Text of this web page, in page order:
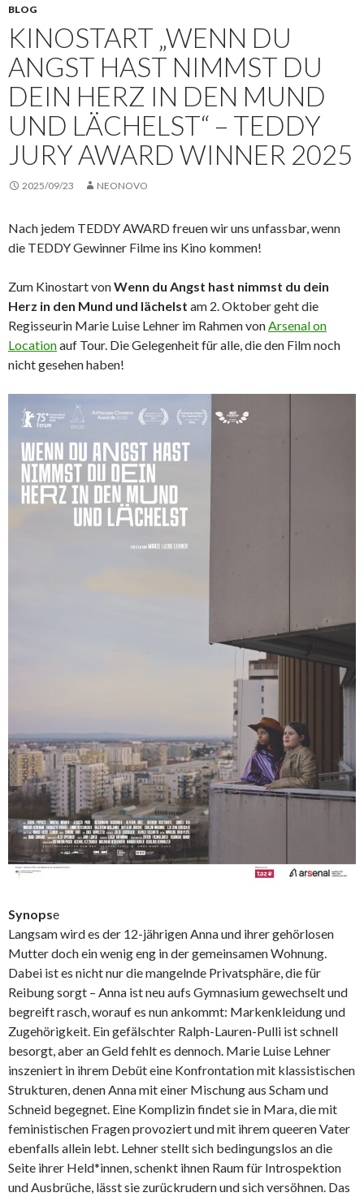
BLOG
KINOSTART „WENN DU
ANGST HAST NIMMST DU
DEIN HERZ IN DEN MUND
UND LÄCHELST“ – TEDDY
JURY AWARD WINNER 2025
2025/09/23 NEONOVO
Nach jedem TEDDY AWARD freuen wir uns unfassbar, wenn
die TEDDY Gewinner Filme ins Kino kommen!
Zum Kinostart vonWenn du Angst hast nimmst du dein
Herz in den Mund und lächelst am 2. Oktober geht die
Regisseurin Marie Luise Lehner im Rahmen vonArsenal on
Locationauf Tour. Die Gelegenheit für alle, die den Film noch
nicht gesehen haben!
Synopse
Langsam wird es der 12-jährigen Anna und ihrer gehörlosen
Mutter doch ein wenig eng in der gemeinsamen Wohnung.
Dabei ist es nicht nur die mangelnde Privatsphäre, die für
Reibung sorgt – Anna ist neu aufs Gymnasium gewechselt und
begreift rasch, worauf es nun ankommt: Markenkleidung und
Zugehörigkeit. Ein gefälschter Ralph-Lauren-Pulli ist schnell
besorgt, aber an Geld fehlt es dennoch. Marie Luise Lehner
inszeniert in ihrem Debüt eine Konfrontation mit klassistischen
Strukturen, denen Anna mit einer Mischung aus Scham und
Schneid begegnet. Eine Komplizin findet sie in Mara, die mit
feministischen Fragen provoziert und mit ihrem queeren Vater
ebenfalls allein lebt. Lehner stellt sich bedingungslos an die
Seite ihrer Held*innen, schenkt ihnen Raum für Introspektion
und Ausbrüche, lässt sie zurückrudern und sich versöhnen. Das